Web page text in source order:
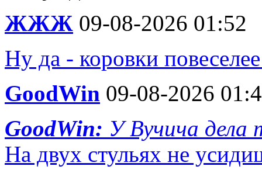
ЖЖЖ 09-08-2026 01:52
Ну да - коровки
GoodWin 09-08-2026
GoodWin: У Вучича дела
На двух стульях не